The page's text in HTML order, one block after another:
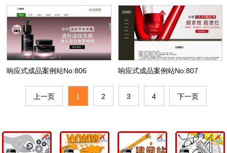
响应式成品案例站No:806 响应式成品案例站No:807
上一页 1 2 3 4 下一页